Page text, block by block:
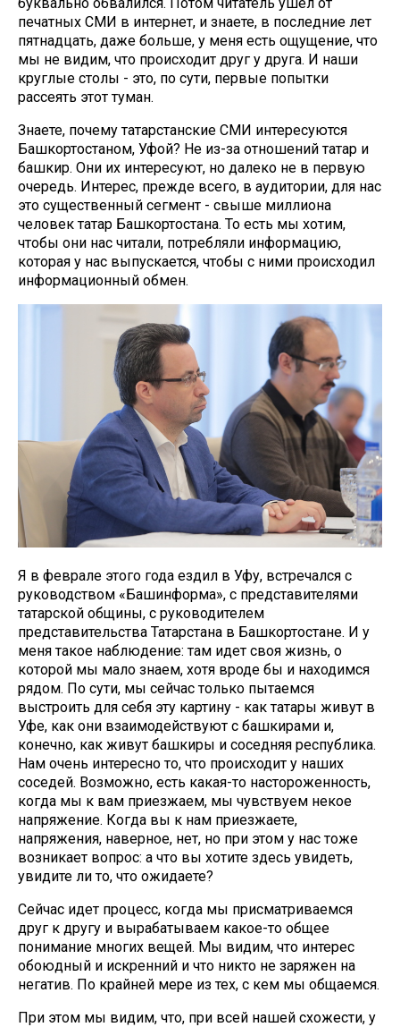
печатных СМИ в интернет, и знаете, в последние лет
пятнадцать, даже больше, у меня есть ощущение, что
мы не видим, что происходит друг у друга. И наши
круглые столы - это, по сути, первые попытки
рассеять этот туман.
Знаете, почему татарстанские СМИ интересуются
Башкортостаном, Уфой? Не из-за отношений татар и
башкир. Они их интересуют, но далеко не в первую
очередь. Интерес, прежде всего, в аудитории, для нас
это существенный сегмент - свыше миллиона
человек татар Башкортостана. То есть мы хотим,
чтобы они нас читали, потребляли информацию,
которая у нас выпускается, чтобы с ними происходил
информационный обмен.
Я в феврале этого года ездил в Уфу, встречался с
руководством «Башинформа», с представителями
татарской общины, с руководителем
представительства Татарстана в Башкортостане. И у
меня такое наблюдение: там идет своя жизнь, о
которой мы мало знаем, хотя вроде бы и находимся
рядом. По сути, мы сейчас только пытаемся
выстроить для себя эту картину - как татары живут в
Уфе, как они взаимодействуют с башкирами и,
конечно, как живут башкиры и соседняя республика.
Нам очень интересно то, что происходит у наших
соседей. Возможно, есть какая-то настороженность,
когда мы к вам приезжаем, мы чувствуем некое
напряжение. Когда вы к нам приезжаете,
напряжения, наверное, нет, но при этом у нас тоже
возникает вопрос: а что вы хотите здесь увидеть,
увидите ли то, что ожидаете?
Сейчас идет процесс, когда мы присматриваемся
друг к другу и вырабатываем какое-то общее
понимание многих вещей. Мы видим, что интерес
обоюдный и искренний и что никто не заряжен на
негатив. По крайней мере из тех, с кем мы общаемся.
При этом мы видим, что, при всей нашей схожести, у